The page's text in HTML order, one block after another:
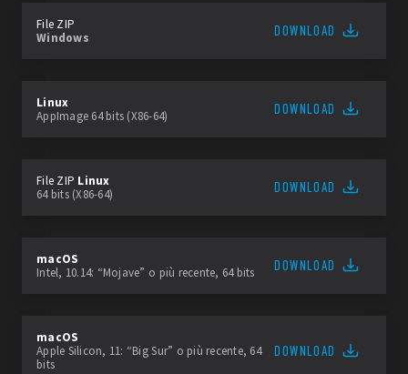
File ZIP
Windows
DOWNLOAD
Linux
AppImage 64 bits (X86-64)
DOWNLOAD
File ZIP Linux
64 bits (X86-64)
DOWNLOAD
macOS
Intel, 10.14: “Mojave” o più recente, 64 bits
DOWNLOAD
macOS
Apple Silicon, 11: “Big Sur” o più recente, 64
bits
DOWNLOAD